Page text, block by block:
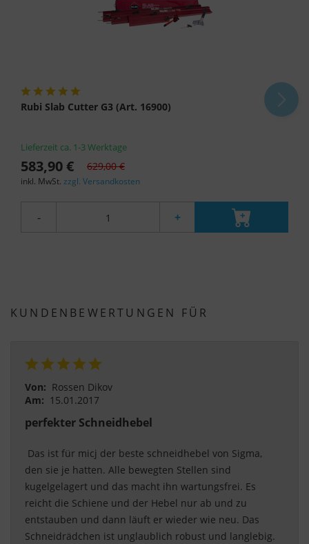
Rubi Slab Cutter G3 (Art. 16900)
Lieferzeit ca. 1-3 Werktage
583,90 € 629,00 €
inkl. MwSt. zzgl. Versandkosten
- +
KUNDENBEWERTUNGEN FÜR
Von: Rossen Dikov
Am: 15.01.2017
perfekter Schneidhebel
den sie je hatten. Alle bewegten Stellen sind
kugelgelagert und das macht ihn wartungsfrei. Es
reicht die Schiene und der Hebel nur ab und zu
entstauben und dann läuft er wieder wie neu. Das
Schneidrädchen ist unglaublich robust und langlebig.